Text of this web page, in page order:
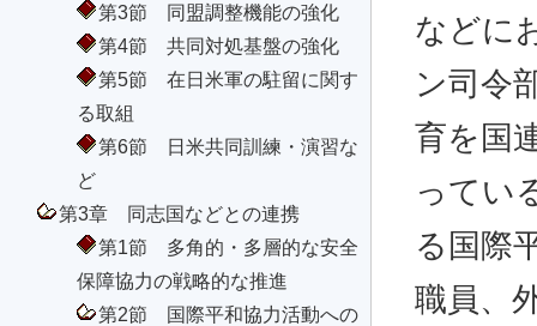
第3節 同盟調整機能の強化
第4節 共同対処基盤の強化
第5節 在日米軍の駐留に関す
る取組
第6節 日米共同訓練・演習な
ど
第3章 同志国などとの連携
第1節 多角的・多層的な安全
保障協力の戦略的な推進
第2節 国際平和協力活動への
などに
ン司令
育を国
ってい
る国際
職員、